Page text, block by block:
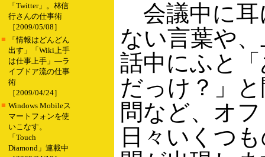
「Twitter」。林信
行さんの仕事術
［2009/05/08］
■
「情報はどんどん
出す」「Wiki上手
は仕事上手」―ラ
イブドア流の仕事
術
［2009/04/24］
■ Windows Mobileス
マートフォンを使
いこなす。
「Touch
Diamond」連載中
会議中に耳
ない言葉や
話中にふと
だっけ？」
問など、オ
日々いくつ